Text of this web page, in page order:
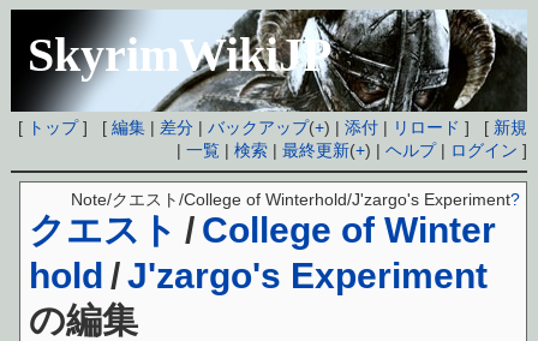
SkyrimWikiJP
[ トップ] [編集 | 差分 |バックアップ(+) |添付 | リロード ] [ 新規
|一覧 |検索 |最終更新(+) |ヘルプ| ログイン ]
クエスト / College of Winter
hold /J'zargo's Experiment
の編集
Note/クエスト/College of Winterhold/J'zargo's Experiment?